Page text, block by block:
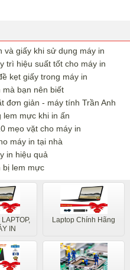
và giấy khi sử dụng máy in
trì hiệu suất tốt cho máy in
kẹt giấy trong máy in
bạn nên biết
đơn giản - máy tính Trần Anh
lem mực khi in ấn
mẹo vặt cho máy in
máy in tại nhà
in hiệu quả
bị lem mực
IN
Laptop Chính Hãng